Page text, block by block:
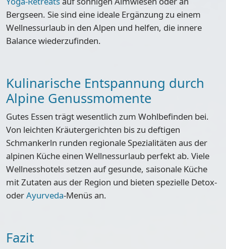
Bergseen. Sie sind eine ideale Ergänzung zu einem
Wellnessurlaub in den Alpen und helfen, die innere
Balance wiederzufinden.
Kulinarische Entspannung durch
Alpine Genussmomente
Gutes Essen trägt wesentlich zum Wohlbefinden bei.
Von leichten Kräutergerichten bis zu deftigen
Schmankerln runden regionale Spezialitäten aus der
alpinen Küche einen Wellnessurlaub perfekt ab. Viele
Wellnesshotels setzen auf gesunde, saisonale Küche
mit Zutaten aus der Region und bieten spezielle Detox-
oderAyurveda-Menüs an.
Fazit